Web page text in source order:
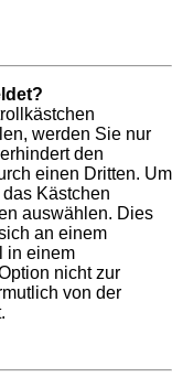
werden Sie nur
den
einen Dritten. Um
Kästchen
auswählen. Dies
an einem
in einem
nicht zur
von der